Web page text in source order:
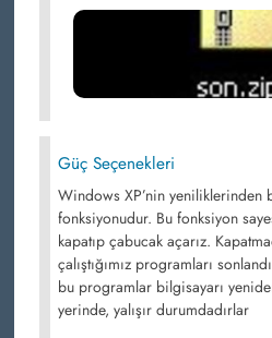
Güç Seçenekleri
Windows XP’nin yeniliklerinden
fonksiyonudur. Bu fonksiyon
kapatıp çabucak açarız.
çalıştığımız programları
bu programlar bilgisayarı
yerinde, yalışır durumdadırlar